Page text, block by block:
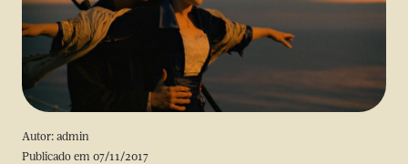
Autor: admin
Publicado em 07/11/2017